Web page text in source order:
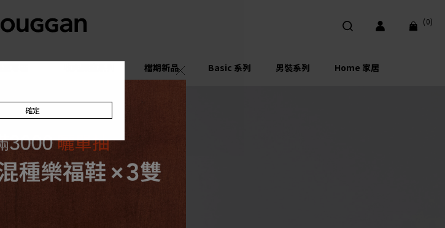
(0)
檔期新品 Basic 系列 男裝系列
Home 家居
確定